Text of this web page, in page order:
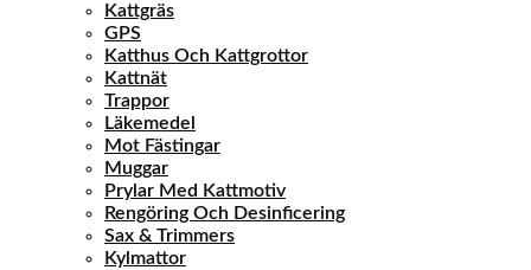
Kattgräs
GPS
Katthus Och Kattgrottor
Kattnät
Trappor
Läkemedel
Mot Fästingar
Muggar
Prylar Med Kattmotiv
Rengöring Och Desinficering
Sax & Trimmers
Kylmattor